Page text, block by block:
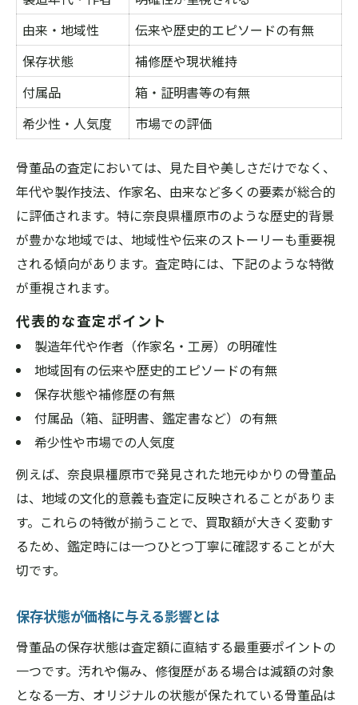
由来・地域性
伝来や歴史的エピソードの有無
保存状態
補修歴や現状維持
付属品
箱・証明書等の有無
希少性・人気度
市場での評価
骨董品の査定においては、見た目や美しさだけでなく、
年代や製作技法、作家名、由来など多くの要素が総合的
に評価されます。特に奈良県橿原市のような歴史的背景
が豊かな地域では、地域性や伝来のストーリーも重要視
される傾向があります。査定時には、下記のような特徴
が重視されます。
代表的な査定ポイント
製造年代や作者（作家名・工房）の明確性
地域固有の伝来や歴史的エピソードの有無
保存状態や補修歴の有無
付属品（箱、証明書、鑑定書など）の有無
希少性や市場での人気度
例えば、奈良県橿原市で発見された地元ゆかりの骨董品
は、地域の文化的意義も査定に反映されることがありま
す。これらの特徴が揃うことで、買取額が大きく変動す
るため、鑑定時には一つひとつ丁寧に確認することが大
切です。
保存状態が価格に与える影響とは
骨董品の保存状態は査定額に直結する最重要ポイントの
一つです。汚れや傷み、修復歴がある場合は減額の対象
となる一方、オリジナルの状態が保たれている骨董品は